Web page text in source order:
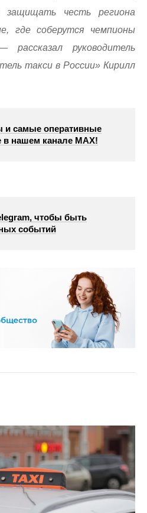
защищать честь региона
где соберутся чемпионы
руководитель
такси в России» Кирилл
и самые оперативные
в нашем канале МАХ!
чтобы быть
событий